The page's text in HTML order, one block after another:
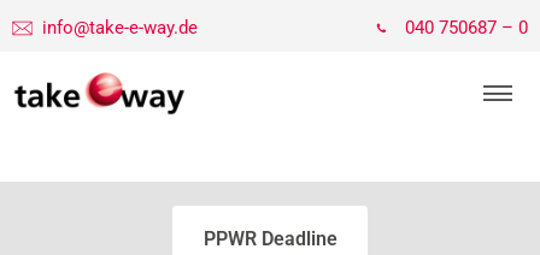
info@take-e-way.de 040 750687 – 0
PPWR Deadline